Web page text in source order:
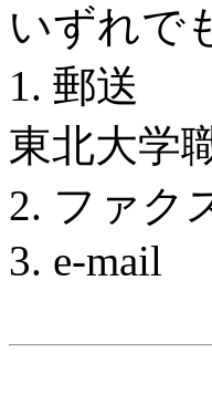
いずれで
1. 郵送
東北大学
2. ファ
3. e-